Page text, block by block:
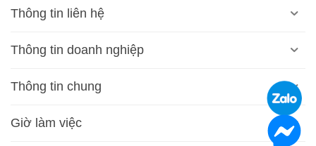
Thông tin liên hệ
Thông tin doanh nghiệp
Thông tin chung
Giờ làm việc